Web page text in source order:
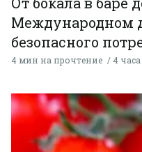
Международном
безопасного
4 мин на прочтение 4